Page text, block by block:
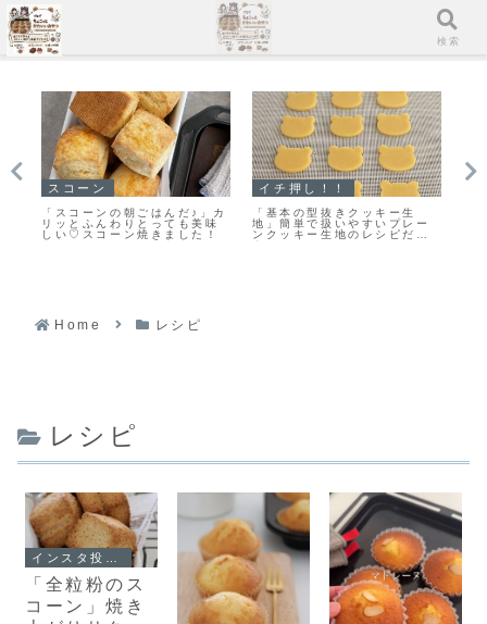
スコーン
「スコーンの朝ごはんだ♪」カ
リッとふんわりとっても美味
しい♡スコーン焼きました！
イチ押し！！
「基本の型抜きクッキー生
地」簡単で扱いやすいプレー
ンクッキー生地のレシピだ
よ！
Home レシピ
レシピ
「全粒粉のス
コーン」焼き
メニュー 検索